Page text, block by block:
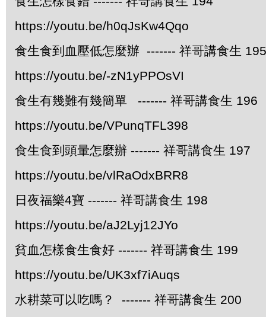
https://youtu.be/h0qJsKw4Qqo
食生食到血壓低怎麼辦 ------- 祥哥講食生 195
https://youtu.be/-zN1yPPOsVI
食生有幾難有幾簡單 ------- 祥哥講食生 196
https://youtu.be/VPunqTFL398
食生食到頭暈怎麼辦 ------- 祥哥講食生 197
https://youtu.be/vlRaOdxBRR8
日夜福樂4寶 ------- 祥哥講食生 198
https://youtu.be/aJ2Lyj12JYo
貧血怎樣食生食好 ------- 祥哥講食生 199
https://youtu.be/UK3xf7iAuqs
水耕菜可以吃嗎？ ------- 祥哥講食生 200